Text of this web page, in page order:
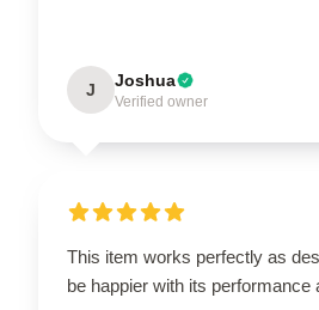
J Joshua
Verified owner
This item works perfectly as
be happier with its performance